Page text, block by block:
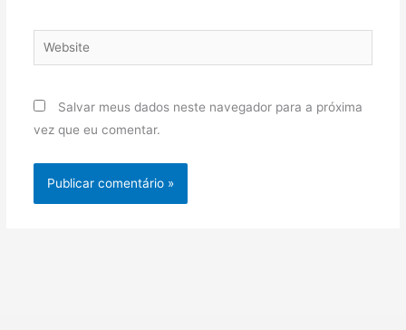
Website
Salvar meus dados neste navegador para a próxima
vez que eu comentar.